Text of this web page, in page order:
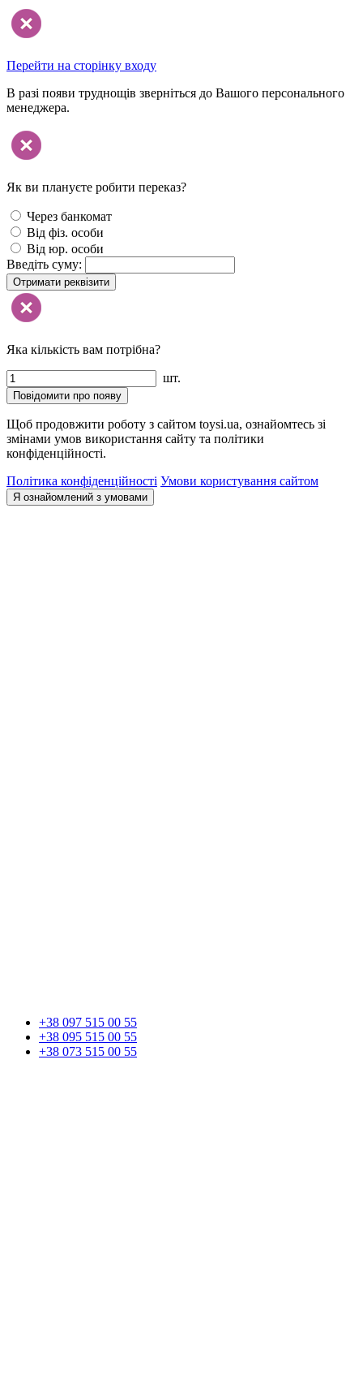
Перейти на сторінку входу
В разі появи труднощів зверніться до Вашого персонального
менеджера.
Як ви плануєте робити переказ?
Через банкомат
Від фіз. особи
Від юр. особи
Введіть суму:
Отримати реквізити
Яка кількість вам потрібна?
шт.
Повідомити про появу
Щоб продовжити роботу з сайтом toysi.ua, ознайомтесь зі
змінами умов використання сайту та політики
конфіденційності.
Політика конфіденційності Умови користування сайтом
Я ознайомлений з умовами
+38 097 515 00 55
+38 095 515 00 55
+38 073 515 00 55